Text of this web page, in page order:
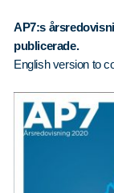
AP7:s
publicerade.
English version to
Organisation
Styrelse
Ledning